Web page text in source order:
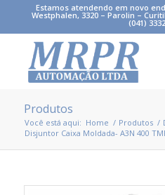
Estamos atendendo em novo
Westphalen, 3320 – Parolin –
(041)
Produtos
Você está aqui: Home / Produtos /
Disjuntor Caixa Moldada- A3N 400